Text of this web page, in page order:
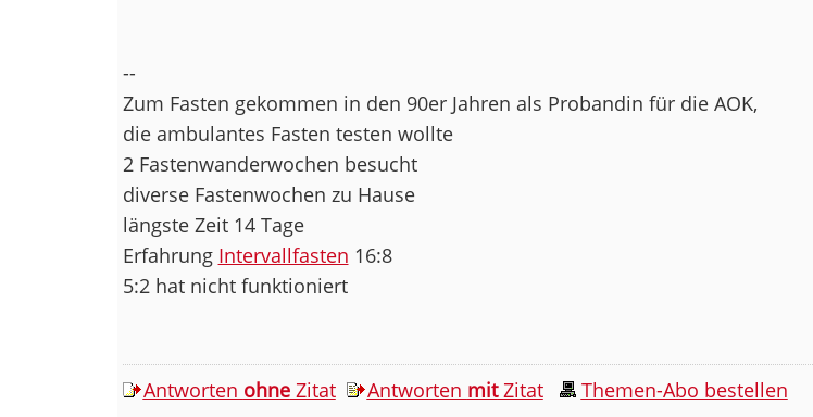
--
Zum Fasten gekommen in den 90er Jahren als Probandin für die AOK,
die ambulantes Fasten testen wollte
2 Fastenwanderwochen besucht
diverse Fastenwochen zu Hause
längste Zeit 14 Tage
Erfahrung Intervallfasten 16:8
5:2 hat nicht funktioniert
Antworten ohneZitat Antworten mitZitat Themen-Abo bestellen